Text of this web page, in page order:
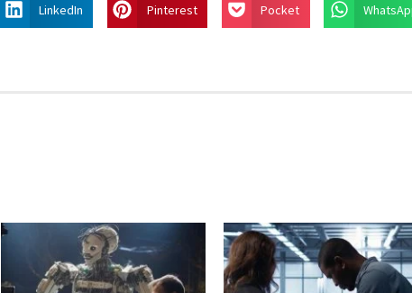
LinkedIn Pinterest Pocket